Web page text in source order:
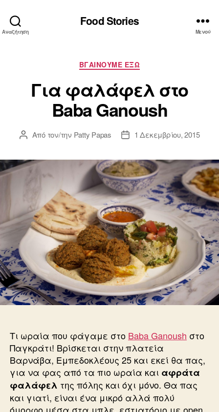
Αναζήτηση
Food Stories
Μενού
Κατηγορίες
ΒΓΑΙΝΟΥΜΕ ΕΞΩ
Για φαλάφελ στο
Baba Ganoush
Συντάκτης
Από τον/την Patty Papas
Ημ.1 Δεκεμβρίου, 2015
Τι ωραία που φάγαμε στο Baba Ganoush στο
Παγκράτι! Βρίσκεται στην πλατεία
Βαρνάβα, Εμπεδοκλέους 25 και εκεί θα πας,
για να φας από τα πιο ωραία και αφράτα
φαλάφελ της πόλης και όχι μόνο. Θα πας
και γιατί, είναι ένα μικρό αλλά πολύ